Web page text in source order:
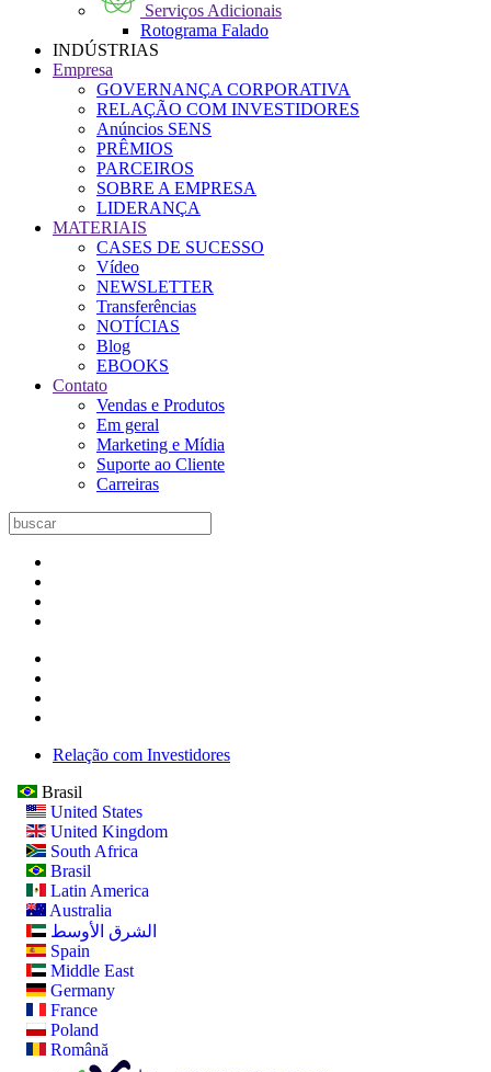
Serviços Adicionais
Rotograma Falado
INDÚSTRIAS
Empresa
GOVERNANÇA CORPORATIVA
RELAÇÃO COM INVESTIDORES
Anúncios SENS
PRÊMIOS
PARCEIROS
SOBRE A EMPRESA
LIDERANÇA
MATERIAIS
CASES DE SUCESSO
Vídeo
NEWSLETTER
Transferências
NOTÍCIAS
Blog
EBOOKS
Contato
Vendas e Produtos
Em geral
Marketing e Mídia
Suporte ao Cliente
Carreiras
Relação com Investidores
Brasil
United States
United Kingdom
South Africa
Brasil
Latin America
Australia
الشرق الأوسط
Spain
Middle East
Germany
France
Poland
Română